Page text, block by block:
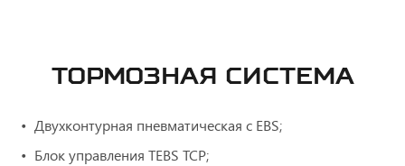
ТОРМОЗНАЯ СИСТЕМА
Двухконтурная пневматическая с ЕBS;
Блок управления TEBS ТСР;